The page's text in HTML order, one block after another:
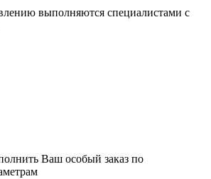
выполняются специалистами с
Ваш особый заказ по